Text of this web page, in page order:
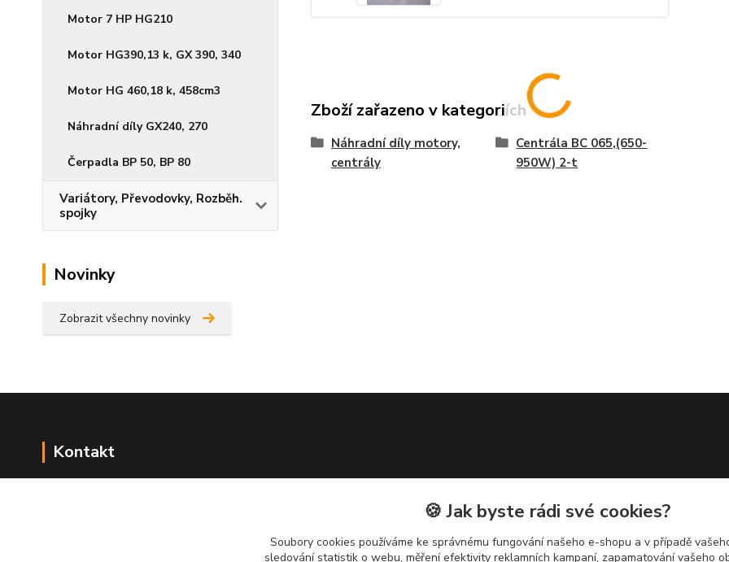
Motor 7 HP HG210
Motor HG390,13 k, GX 390, 340
Motor HG 460,18 k, 458cm3
Náhradní díly GX240, 270
Čerpadla BP 50, BP 80
Variátory, Převodovky, Rozběh.
spojky
Novinky
Zobrazit všechny novinky
Zboží zařazeno v kategoriích
Náhradní díly motory,
centrály
Centrála BC 065,(650-
950W) 2-t
Kontakt
🍪 Jak byste rádi své cookies?
Soubory cookies používáme ke správnému fungování našeho e-shopu a v případě
sledování statistik o webu, měření efektivity reklamních kampaní, zapamatování vašeho